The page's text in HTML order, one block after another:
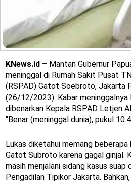
KNews.id – Mantan Gubernur
meninggal di Rumah Sakit Pusat
(RSPAD) Gatot Soebroto, Jakarta
(26/12/2023). Kabar meninggalnya
dibenarkan Kepala RSPAD Letjen
“Benar (meninggal dunia), pukul
Lukas diketahui memang
Gatot Subroto karena gagal ginjal.
masih menjalani sidang kasus suap
Pengadilan Tipikor Jakarta.